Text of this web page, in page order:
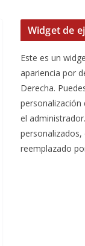
Widget de
Este es un
apariencia por
Derecha.
personalización
el
reemplazado